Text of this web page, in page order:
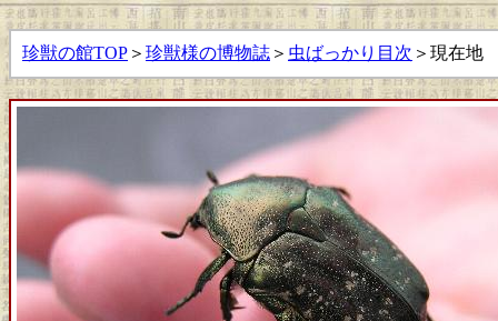
珍獣の館TOP ＞ 珍獣様の博物誌 ＞ 虫ばっかり目次 ＞現在地